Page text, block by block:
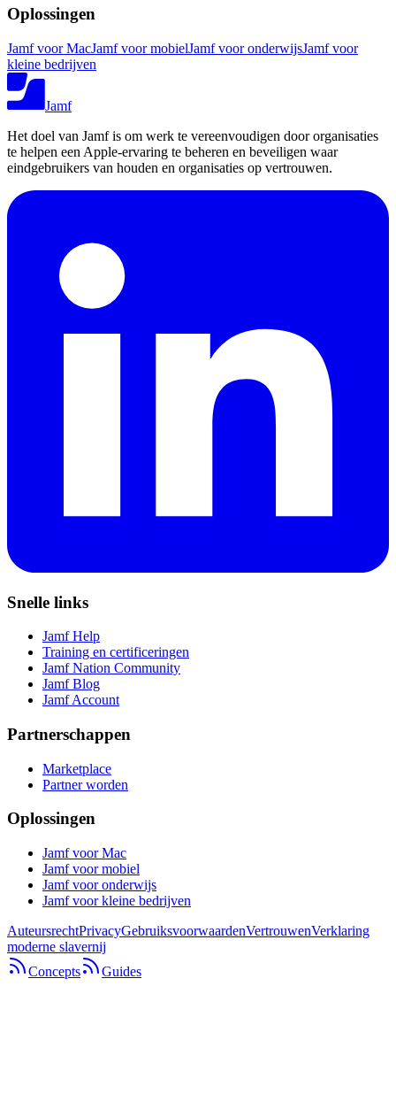
Oplossingen
Jamf voor MacJamf voor mobielJamf voor onderwijsJamf voor
kleine bedrijven
Jamf
Het doel van Jamf is om werk te vereenvoudigen door organisaties
te helpen een Apple-ervaring te beheren en beveiligen waar
eindgebruikers van houden en organisaties op vertrouwen.
Snelle links
Jamf Help
Training en certificeringen
Jamf Nation Community
Jamf Blog
Jamf Account
Partnerschappen
Marketplace
Partner worden
Oplossingen
Jamf voor Mac
Jamf voor mobiel
Jamf voor onderwijs
Jamf voor kleine bedrijven
AuteursrechtPrivacyGebruiksvoorwaardenVertrouwenVerklaring
moderne slavernij
Concepts
Guides